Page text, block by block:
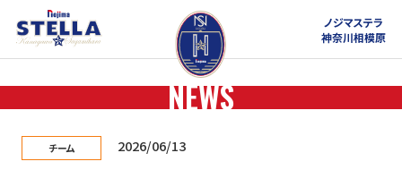
ノジマステラ
神奈川相模原
NEWS
チーム 2026/06/13